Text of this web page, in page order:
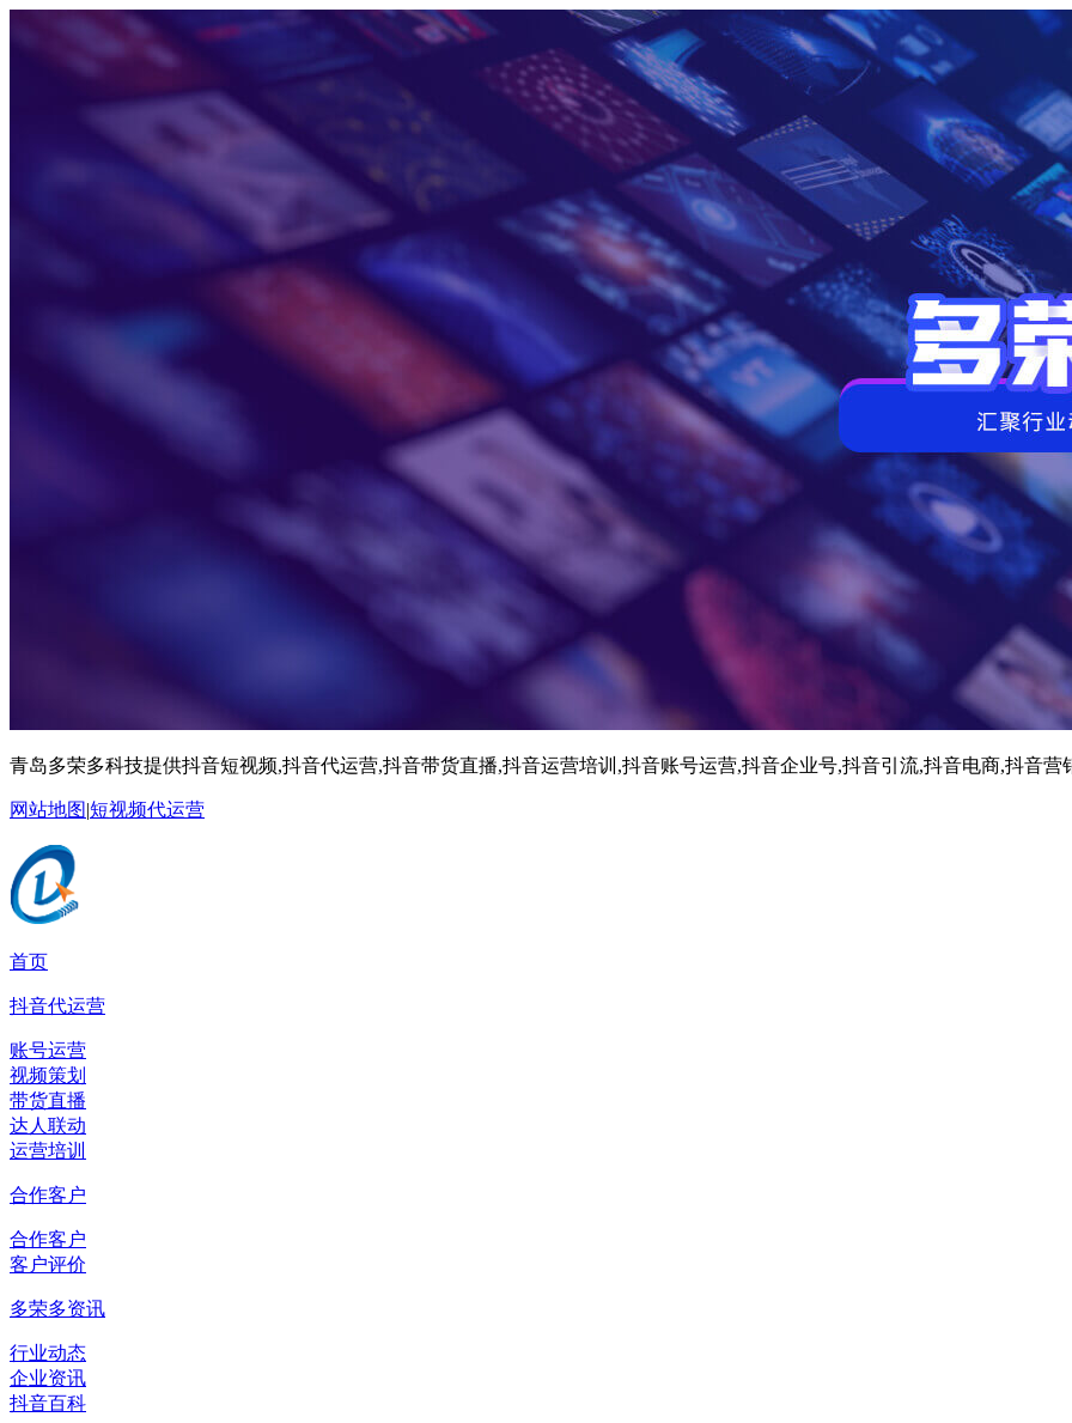
青岛多荣多科技提供抖音短视频,抖音代运营,抖音带货直播,抖音运营培训,抖音账号运营,抖音企业号,抖音引流,抖音电商,抖音营
网站地图|短视频代运营
首页
抖音代运营
账号运营
视频策划
带货直播
达人联动
运营培训
合作客户
合作客户
客户评价
多荣多资讯
行业动态
企业资讯
抖音百科